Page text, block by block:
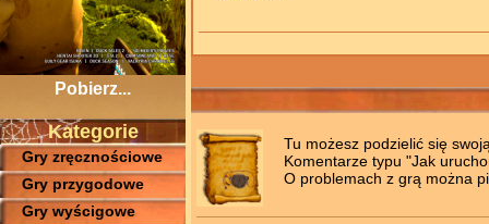
Pobierz...
Kategorie
Gry zręcznościowe
Gry przygodowe
Gry wyścigowe
Tu możesz podzielić się
Komentarze typu "Jak
O problemach z grą można